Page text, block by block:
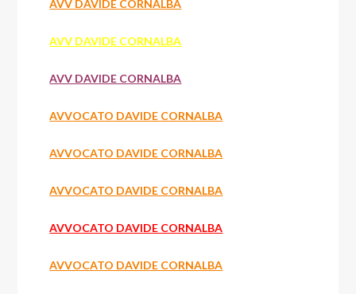
AVV DAVIDE CORNALBA
AVV DAVIDE CORNALBA
AVV DAVIDE CORNALBA
AVVOCATO DAVIDE CORNALBA
AVVOCATO DAVIDE CORNALBA
AVVOCATO DAVIDE CORNALBA
AVVOCATO DAVIDE CORNALBA
AVVOCATO DAVIDE CORNALBA